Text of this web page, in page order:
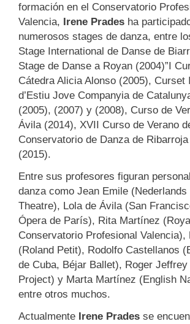
formación en el Conservatorio
Valencia, Irene Prades ha
numerosos stages de danza, entre
Stage International de Danse de
Stage de Danse a Royan (2004)”I
Cátedra Alicia Alonso (2005), Curset
d’Estiu Jove Companyia de
(2005), (2007) y (2008), Curso de
Ávila (2014), XVII Curso de Verano
Conservatorio de Danza de
(2015).
Entre sus profesores figuran
danza como Jean Emile (Nederlands
Theatre), Lola de Ávila (San
Ópera de París), Rita Martínez
Conservatorio Profesional Valencia),
(Roland Petit), Rodolfo Castellanos
de Cuba, Béjar Ballet), Roger
Project) y Marta Martínez (English
entre otros muchos.
Actualmente Irene Prades se